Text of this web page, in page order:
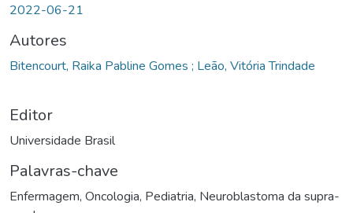
2022-06-21
Autores
Bitencourt, Raika Pabline Gomes ; Leão, Vitória Trindade
Editor
Universidade Brasil
Palavras-chave
Enfermagem, Oncologia, Pediatria, Neuroblastoma da supra-